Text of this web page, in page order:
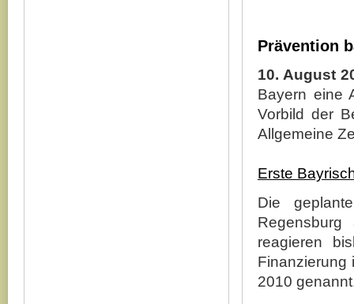
Prävention
10. August
Bayern eine
Vorbild der
Allgemeine
Erste
Die
Regensburg
reagieren
Finanzierung
2010